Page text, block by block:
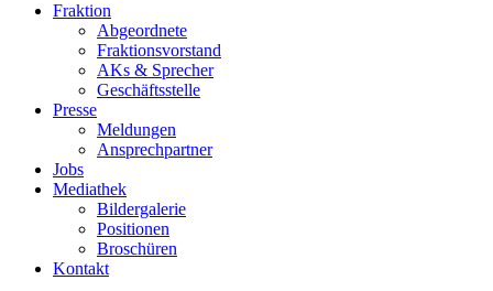
Fraktion
Abgeordnete
Fraktions­vorstand
AKs & Sprecher
Geschäftsstelle
Presse
Meldungen
Ansprechpartner
Jobs
Mediathek
Bildergalerie
Positionen
Broschüren
Kontakt